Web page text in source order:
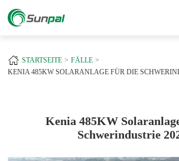
STARTSEITE
FÄLLE
KENIA 485KW SOLARANLAGE FÜR DIE
Kenia 485KW
Schwerindustrie